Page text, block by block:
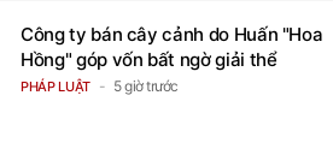
Công ty bán cây cảnh do Huấn "Hoa
Hồng" góp vốn bất ngờ giải thể
PHÁP LUẬT 5 giờ trước